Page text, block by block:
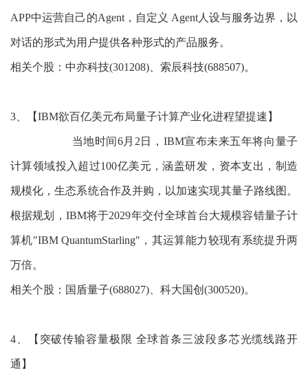
APP中运营自己的Agent，自定义 Agent人设与服务边界，以
对话的形式为用户提供各种形式的产品服务。
相关个股：中亦科技(301208)、索辰科技(688507)。
3、【IBM欲百亿美元布局量子计算产业化进程望提速】
当地时间6月2日，IBM宣布未来五年将向量子
计算领域投入超过100亿美元，涵盖研发，资本支出，制造
规模化，生态系统合作及并购，以加速实现其量子路线图。
根据规划，IBM将于2029年交付全球首台大规模容错量子计
算机"IBM QuantumStarling"，其运算能力较现有系统提升两
万倍。
相关个股：国盾量子(688027)、科大国创(300520)。
4、【突破传输容量极限 全球首条三波段多芯光缆线路开
通】